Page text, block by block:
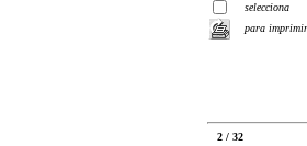
selecciona
para imprimir
2 / 32